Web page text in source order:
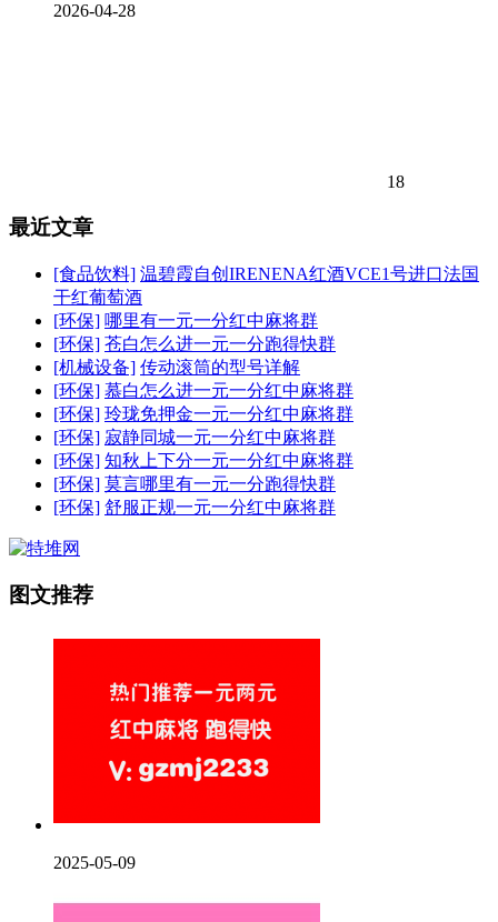
2026-04-28
18
最近文章
[食品饮料] 温碧霞自创IRENENA红酒VCE1号进口法国
干红葡萄酒
[环保] 哪里有一元一分红中麻将群
[环保] 苍白怎么进一元一分跑得快群
[机械设备] 传动滚筒的型号详解
[环保] 慕白怎么进一元一分红中麻将群
[环保] 玲珑免押金一元一分红中麻将群
[环保] 寂静同城一元一分红中麻将群
[环保] 知秋上下分一元一分红中麻将群
[环保] 莫言哪里有一元一分跑得快群
[环保] 舒服正规一元一分红中麻将群
图文推荐
2025-05-09